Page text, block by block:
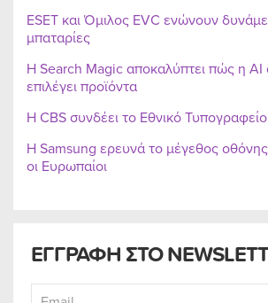
ΕΓΓΡΑΦΗ ΣΤΟ
ESET και Όμιλος EVC ενώνουν
μπαταρίες
Η Search Magic αποκαλύπτει πώς η AI
επιλέγει προϊόντα
Η CBS συνδέει το Εθνικό
Η Samsung ερευνά το μέγεθος
οι Ευρωπαίοι